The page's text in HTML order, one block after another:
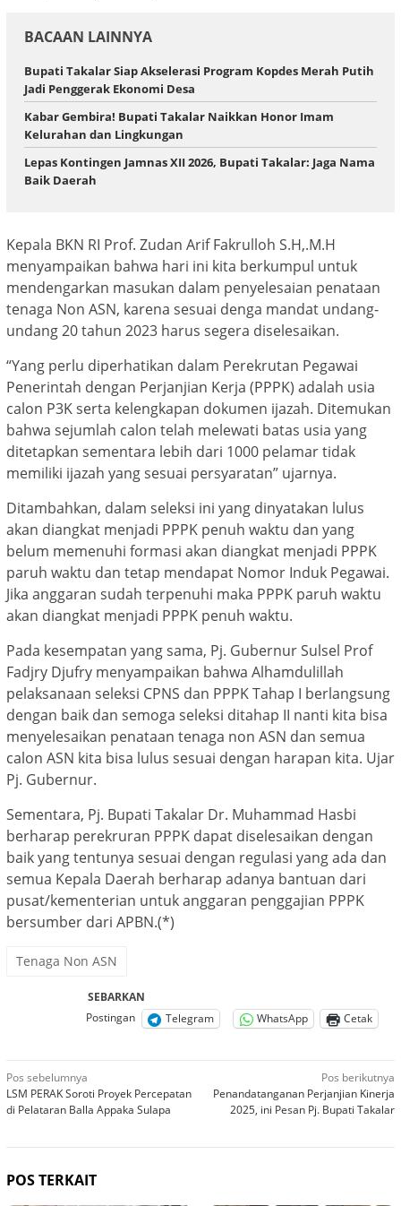
BACAAN LAINNYA
Bupati Takalar Siap Akselerasi Program Kopdes Merah Putih
Jadi Penggerak Ekonomi Desa
Kabar Gembira! Bupati Takalar Naikkan Honor Imam
Kelurahan dan Lingkungan
Lepas Kontingen Jamnas XII 2026, Bupati Takalar: Jaga Nama
Baik Daerah
Kepala BKN RI Prof. Zudan Arif Fakrulloh S.H,.M.H
menyampaikan bahwa hari ini kita berkumpul untuk
mendengarkan masukan dalam penyelesaian penataan
tenaga Non ASN, karena sesuai denga mandat undang-
undang 20 tahun 2023 harus segera diselesaikan.
“Yang perlu diperhatikan dalam Perekrutan Pegawai
Penerintah dengan Perjanjian Kerja (PPPK) adalah usia
calon P3K serta kelengkapan dokumen ijazah. Ditemukan
bahwa sejumlah calon telah melewati batas usia yang
ditetapkan sementara lebih dari 1000 pelamar tidak
memiliki ijazah yang sesuai persyaratan” ujarnya.
Ditambahkan, dalam seleksi ini yang dinyatakan lulus
akan diangkat menjadi PPPK penuh waktu dan yang
belum memenuhi formasi akan diangkat menjadi PPPK
paruh waktu dan tetap mendapat Nomor Induk Pegawai.
Jika anggaran sudah terpenuhi maka PPPK paruh waktu
akan diangkat menjadi PPPK penuh waktu.
Pada kesempatan yang sama, Pj. Gubernur Sulsel Prof
Fadjry Djufry menyampaikan bahwa Alhamdulillah
pelaksanaan seleksi CPNS dan PPPK Tahap I berlangsung
dengan baik dan semoga seleksi ditahap II nanti kita bisa
menyelesaikan penataan tenaga non ASN dan semua
calon ASN kita bisa lulus sesuai dengan harapan kita. Ujar
Pj. Gubernur.
Sementara, Pj. Bupati Takalar Dr. Muhammad Hasbi
berharap perekruran PPPK dapat diselesaikan dengan
baik yang tentunya sesuai dengan regulasi yang ada dan
semua Kepala Daerah berharap adanya bantuan dari
pusat/kementerian untuk anggaran penggajian PPPK
bersumber dari APBN.(*)
Tenaga Non ASN
SEBARKAN
Postingan
Telegram WhatsApp Cetak
Navigasi
pos
Pos sebelumnya
LSM PERAK Soroti Proyek Percepatan
di Pelataran Balla Appaka Sulapa
Pos berikutnya
Penandatanganan Perjanjian Kinerja
2025, ini Pesan Pj. Bupati Takalar
POS TERKAIT